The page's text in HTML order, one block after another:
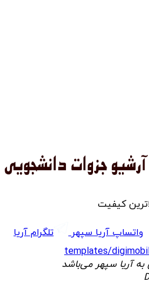
کیفیت
واتساپ آریا سپهر
تلگرام آریا
templates/
آریا سپهر می‌باشد